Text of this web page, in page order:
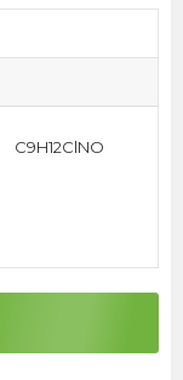
C9H12ClNO